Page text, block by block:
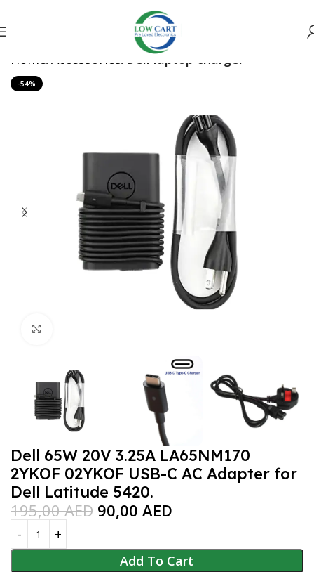
Home Accessories Dell laptop charger
-54%
Dell 65W 20V 3.25A LA65NM170
2YKOF 02YKOF USB-C AC Adapter for
Dell Latitude 5420.
195,00AED 90,00 AED
Add To Cart